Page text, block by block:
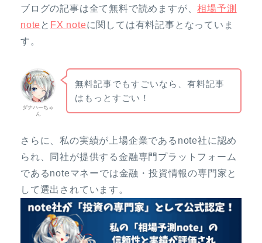
ブログの記事は全て無料で読めますが、相場予測
note と FX noteに関しては有料記事となっていま
す。
ダナハーちゃ
ん
無料記事でもすごいなら、有料記事
はもっとすごい！
さらに、私の実績が上場企業であるnote社に認め
られ、同社が提供する金融専門プラットフォーム
であるnoteマネーでは金融・投資情報の専門家と
して選出されています。